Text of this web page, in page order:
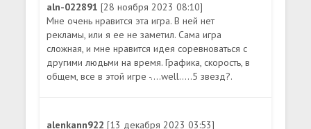
aln-022891[28 ноября 2023 08:10]
Мне очень нравится эта игра. В ней нет
рекламы, или я ее не заметил. Сама игра
сложная, и мне нравится идея соревноваться с
другими людьми на время. Графика, скорость, в
общем, все в этой игре -....well.....5 звезд?.
alenkann922[13 декабря 2023 03:53]